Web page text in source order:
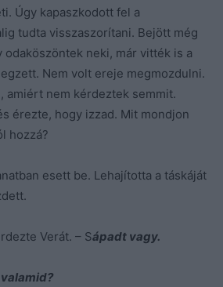
Úgy kapaszkodott fel a
tudta visszaszorítani. Bejött még
odaköszöntek neki, már vitték is a
Nem volt ereje megmozdulni.
amiért nem kérdeztek semmit.
érezte, hogy izzad. Mit mondjon
hozzá?
esett be. Lehajította a táskáját
Verát. – Sápadt vagy.
valamid?